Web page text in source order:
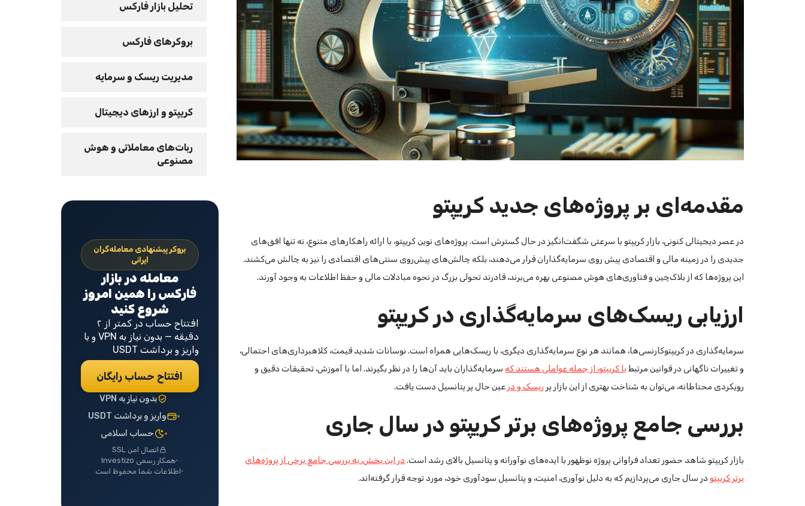
مقدمه‌ای بر پروژه‌های جدید کریپتو
در عصر دیجیتالی کنونی، بازار کریپتو با سرعتی شگفت‌انگیز در حال گسترش است. پروژه‌های نوین کریپتو، با ارائه راهکارهای متنوع، نه تنها افق‌های
جدیدی را در زمینه مالی و اقتصادی پیش روی سرمایه‌گذاران قرار می‌دهند، بلکه چالش‌های پیش‌روی سنتی‌های اقتصادی را نیز به چالش می‌کشند.
این پروژه‌ها که از بلاک‌چین و فناوری‌های هوش مصنوعی بهره می‌برند، قادرند تحولی بزرگ در نحوه مبادلات مالی و حفظ اطلاعات به وجود آورند.
ارزیابی ریسک‌های سرمایه‌گذاری در کریپتو
سرمایه‌گذاری در کریپتوکارنسی‌ها، همانند هر نوع سرمایه‌گذاری دیگری، با ریسک‌هایی همراه است. نوسانات شدید قیمت، کلاهبرداری‌های احتمالی،
و تغییرات ناگهانی در قوانین مرتبط با کریپتو، از جمله عواملی هستند که سرمایه‌گذاران باید آن‌ها را در نظر بگیرند. اما با آموزش، تحقیقات دقیق و
رویکردی محتاطانه، می‌توان به شناخت بهتری از این بازار پر ریسک و در عین حال پر پتانسیل دست یافت.
بررسی جامع پروژه‌های برتر کریپتو در سال جاری
بازار کریپتو شاهد حضور تعداد فراوانی پروژه نوظهور با ایده‌های نوآورانه و پتانسیل بالای رشد است. در این بخش، به بررسی جامع برخی از پروژه‌های
برتر کریپتو در سال جاری می‌پردازیم که به دلیل نوآوری، امنیت، و پتانسیل سودآوری خود، مورد توجه قرار گرفته‌اند.
تحلیل بازار فارکس
بروکرهای فارکس
مدیریت ریسک و سرمایه
کریپتو و ارزهای دیجیتال
ربات‌های معاملاتی و هوش
مصنوعی
بروکر پیشنهادی معامله‌گران
ایرانی
معامله در بازار
فارکس را همین امروز
شروع کنید
افتتاح حساب در کمتر از ۲
دقیقه — بدون نیاز به VPN و با
واریز و برداشت USDT
افتتاح حساب رایگان
بدون نیاز به VPN
واریز و برداشت USDT
حساب اسلامی
اتصال امن SSL
همکار رسمی Investizo
اطلاعات شما محفوظ است